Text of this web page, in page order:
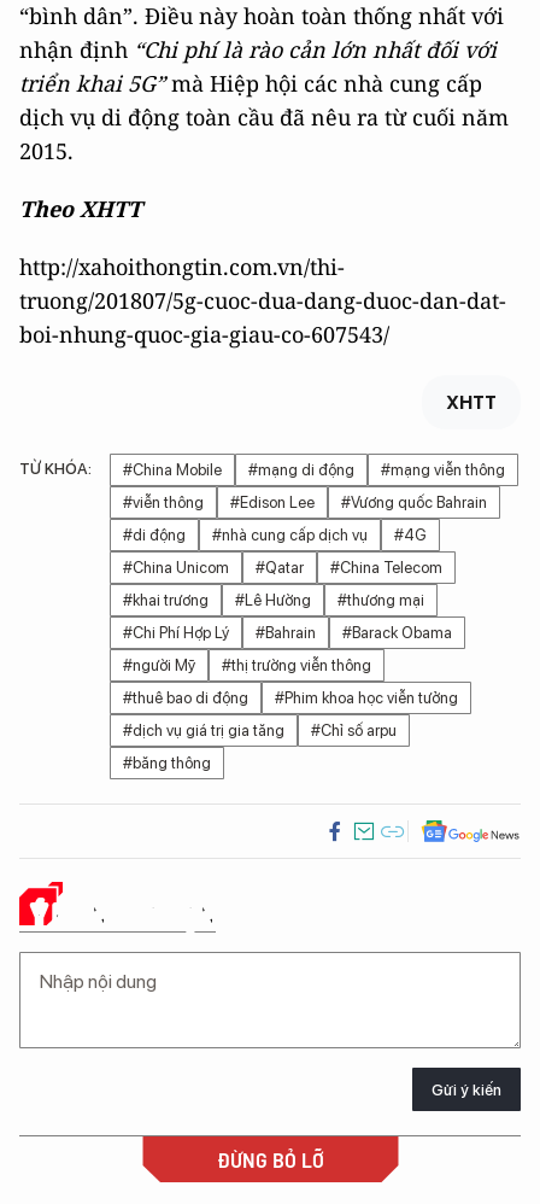
“bình dân”. Điều này hoàn toàn thống nhất với
nhận định “Chi phí là rào cản lớn nhất đối với
triển khai 5G”mà Hiệp hội các nhà cung cấp
dịch vụ di động toàn cầu đã nêu ra từ cuối năm
2015.
Theo XHTT
http://xahoithongtin.com.vn/thi-
truong/201807/5g-cuoc-dua-dang-duoc-dan-dat-
boi-nhung-quoc-gia-giau-co-607543/
XHTT
TỪ KHÓA: #China Mobile #mạng di động
#mạng viễn thông
#viễn thông
#Edison Lee
#Vương quốc Bahrain
#di động
#nhà cung cấp dịch vụ
#4G
#China Unicom
#Qatar
#China Telecom
#khai trương
#Lê Hường
#thương mại
#Chi Phí Hợp Lý
#Bahrain
#Barack Obama
#người Mỹ
#thị trường viễn thông
#thuê bao di động
#Phim khoa học viễn tưởng
#dịch vụ giá trị gia tăng
#Chỉ số arpu
#băng thông
Ý KIẾN CỦA BẠN
Gửi ý kiến
ĐỪNG BỎ LỠ